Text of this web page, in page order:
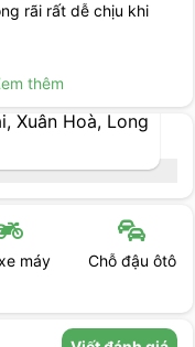
rãi rất dễ chịu khi
thêm
Xuân Hoà, Long
ôtô
Máy lạnh &